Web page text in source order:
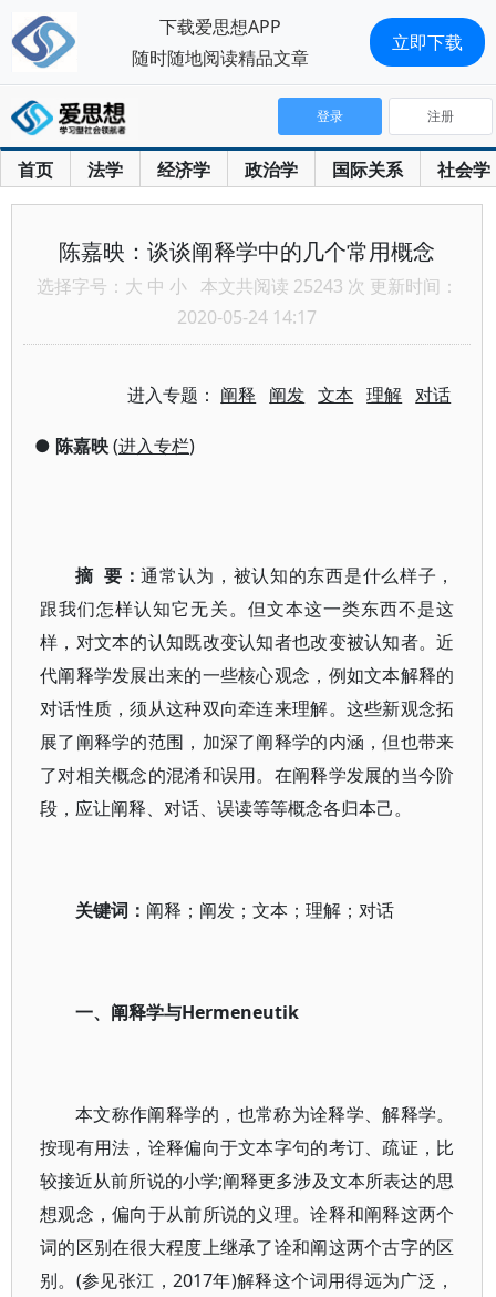
首页 法学 经济学 政治学 国际关系 社会学
登录 注册
陈嘉映：谈谈阐释学中的几个常用概念
选择字号： 大 中 小 本文共阅读 25243 次 更新时间：
2020-05-24 14:17
进入专题： 阐释 阐发 文本 理解 对话
● 陈嘉映(进入专栏)
摘 要：通常认为，被认知的东西是什么样子，
跟我们怎样认知它无关。但文本这一类东西不是这
样，对文本的认知既改变认知者也改变被认知者。近
代阐释学发展出来的一些核心观念，例如文本解释的
对话性质，须从这种双向牵连来理解。这些新观念拓
展了阐释学的范围，加深了阐释学的内涵，但也带来
了对相关概念的混淆和误用。在阐释学发展的当今阶
段，应让阐释、对话、误读等等概念各归本己。
关键词： 阐释；阐发；文本；理解；对话
一、阐释学与Hermeneutik
本文称作阐释学的，也常称为诠释学、解释学。
按现有用法，诠释偏向于文本字句的考订、疏证，比
较接近从前所说的小学;阐释更多涉及文本所表达的思
想观念，偏向于从前所说的义理。诠释和阐释这两个
词的区别在很大程度上继承了诠和阐这两个古字的区
别。(参见张江，2017年)解释这个词用得远为广泛，
下载爱思想APP
随时随地阅读精品文章
立即下载